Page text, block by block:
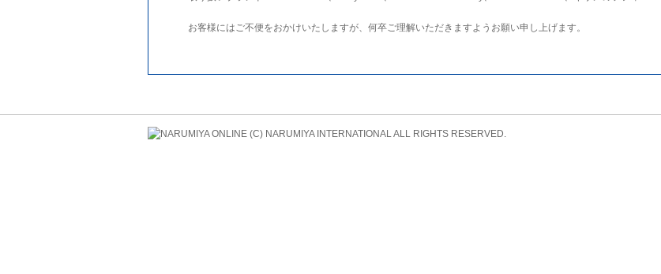
お客様にはご不便をおかけいたしますが、何卒ご理解いただきますようお願い申し上げます。